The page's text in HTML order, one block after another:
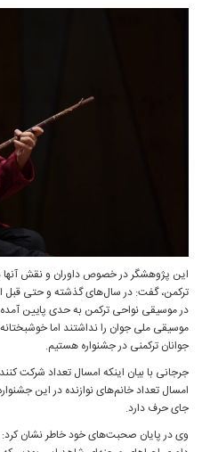
این پژوهشگر در خصوص داوران و نقش
ترکمن، گفت: در سال‌های گذشته و حتی قبل
در موسیقی نواحی ترکمن به حدی پایین آمده
موسیقی ملی جوان را نداشتند اما
جوانان ترکمنی در جشنواره هستیم.
جرجانی با بیان اینکه امسال تعداد شرکت
امسال تعداد خانم‌های نوازنده در این
جای حرف دارد.
وی در پایان صحبت‌های خود خاطر نشان کرد: